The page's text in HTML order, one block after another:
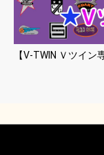
【V-TWIN Ｖツイン